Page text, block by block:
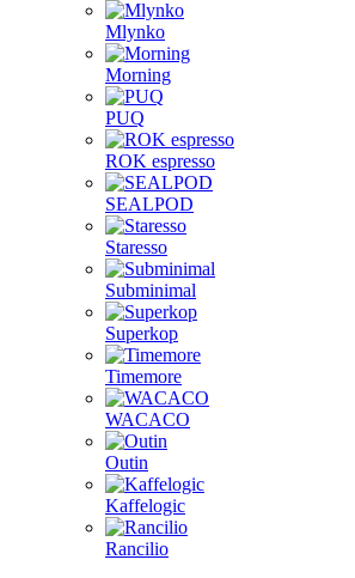
Mlynko
Morning
PUQ
ROK espresso
SEALPOD
Staresso
Subminimal
Superkop
Timemore
WACACO
Outin
Kaffelogic
Rancilio